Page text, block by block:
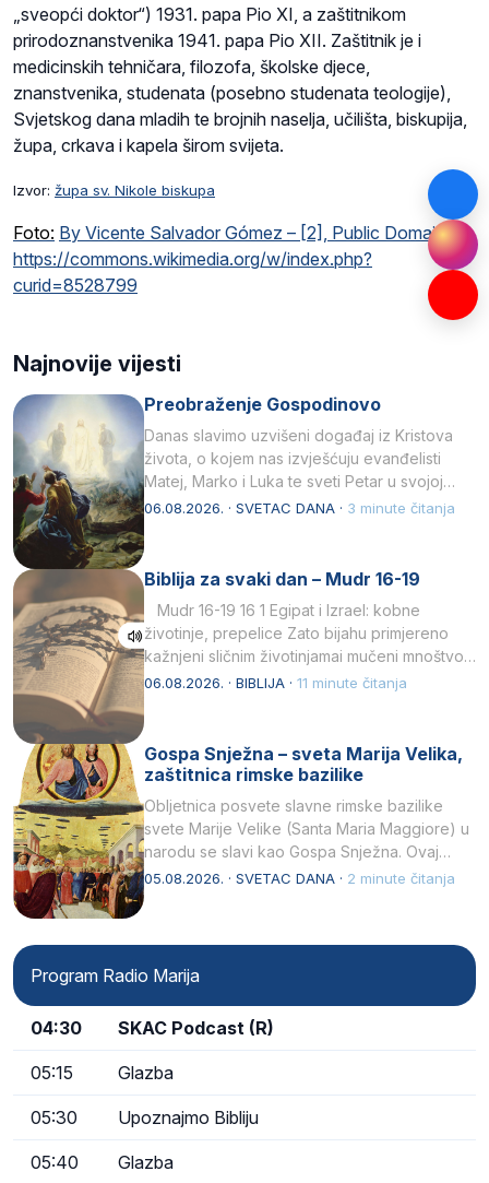
„sveopći doktor“) 1931. papa Pio XI, a zaštitnikom
prirodoznanstvenika 1941. papa Pio XII. Zaštitnik je i
medicinskih tehničara, filozofa, školske djece,
znanstvenika, studenata (posebno studenata teologije),
Svjetskog dana mladih te brojnih naselja, učilišta, biskupija,
župa, crkava i kapela širom svijeta.
Izvor: župa sv. Nikole biskupa
Foto: By Vicente Salvador Gómez – [2], Public Domain,
https://commons.wikimedia.org/w/index.php?
curid=8528799
Najnovije vijesti
Preobraženje Gospodinovo
Danas slavimo uzvišeni događaj iz Kristova
života, o kojem nas izvješćuju evanđelisti
Matej, Marko i Luka te sveti Petar u svojoj
drugoj…
06.08.2026. · SVETAC DANA · 3 minute čitanja
Biblija za svaki dan – Mudr 16-19
Mudr 16-19 16 1 Egipat i Izrael: kobne
životinje, prepelice Zato bijahu primjereno
kažnjeni sličnim životinjamai mučeni mnoštvom
kukaca.2 A narod…
06.08.2026. · BIBLIJA · 11 minute čitanja
Gospa Snježna – sveta Marija Velika,
zaštitnica rimske bazilike
Obljetnica posvete slavne rimske bazilike
svete Marije Velike (Santa Maria Maggiore) u
narodu se slavi kao Gospa Snježna. Ovaj
naziv, Sancta Maria…
05.08.2026. · SVETAC DANA · 2 minute čitanja
Program Radio Marija
04:30 SKAC Podcast (R)
05:15 Glazba
05:30 Upoznajmo Bibliju
05:40 Glazba